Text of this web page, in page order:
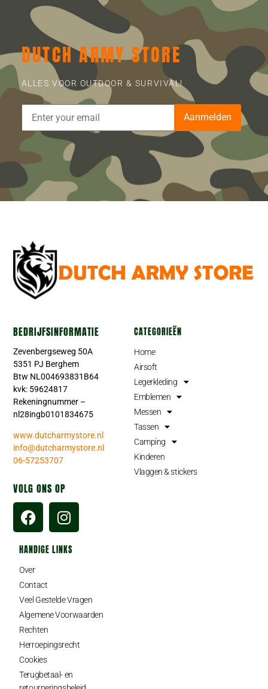
DUTCH ARMY STORE
ALLES VOOR OUTDOOR & SURVIVAL!
Aanmelden
BEDRIJFSINFORMATIE
Zevenbergseweg 50A
5351 PJ Berghem
Btw NL004693831B64
kvk: 59624817
Rekeningnummer –
nl28ingb0101834675
www.dutcharmystore.nl
info@dutcharmystore.nl
06-57253707
VOLG ONS OP
CATEGORIEËN
Home
Airsoft
Legerkleding
Emblemen
Messen
Tassen
Camping
Kinderen
Vlaggen & stickers
HANDIGE LINKS
Over
Contact
Veel Gestelde Vragen
Algemene Voorwaarden
Rechten
Herroepingsrecht
Cookies
Terugbetaal- en